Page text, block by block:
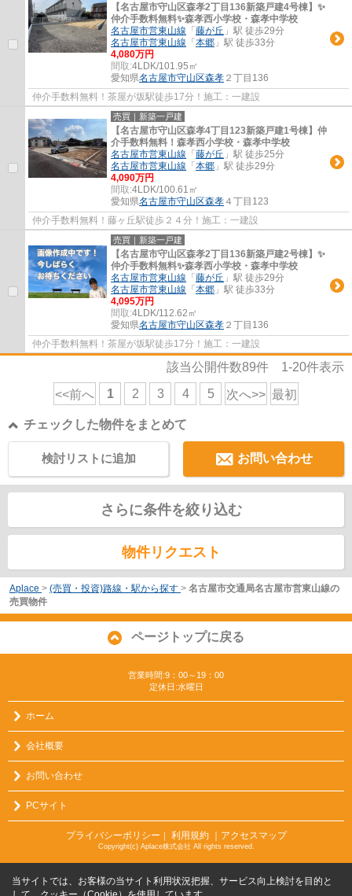
【名古屋市守山区森孝2丁目136新築戸建4号棟】✨️
仲介手数料無料✨️森孝西小学校・森孝中学校
名古屋市営東山線 「 藤が丘 」駅 徒歩29分
名古屋市営東山線 「 本郷 」駅 徒歩33分
4,080万円
間取:4LDK/101.95㎡
愛知県名古屋市守山区森孝 ２丁目136
仲介手数料無料！茶屋が坂駅徒歩17分！施工：一建設
売買｜新築一戸建
【名古屋市守山区森孝4丁目123新築戸建1号棟】仲
介手数料無料！森孝西小学校・森孝中学校
名古屋市営東山線 「 藤が丘 」駅 徒歩25分
名古屋市営東山線 「 本郷 」駅 徒歩29分
4,090万円
間取:4LDK/100.61㎡
愛知県名古屋市守山区森孝 ４丁目123
仲介手数料無料！藤ヶ丘駅徒歩２４分！施工：一建設
売買｜新築一戸建
【名古屋市守山区森孝2丁目136新築戸建2号棟】✨️
仲介手数料無料✨️森孝西小学校・森孝中学校
名古屋市営東山線 「 藤が丘 」駅 徒歩29分
名古屋市営東山線 「 本郷 」駅 徒歩33分
4,095万円
間取:4LDK/112.62㎡
愛知県名古屋市守山区森孝 ２丁目136
仲介手数料無料！茶屋が坂駅徒歩17分！施工：一建設
該当公開件数89件 1-20件表示
<<前へ 1 2 3 4 5 次へ>> 最初
チェックした物件をまとめて
お問い合わせ
検討リストに追加
さらに条件を絞り込む
物件リクエスト
Aplace > (売買・投資)路線・駅から探す > 名古屋市交通局名古屋市営東山線の
売買物件
ページトップに戻る
営業時間:9：00～19：00
定休日:水曜日
ホーム
会社概要
お問い合わせ
PCサイト
プライバシーポリシー ｜ 利用規約 ｜アクセスマップ
Copyright(c) Aplace株式会社 All rights reserved.
当サイトでは、お客様の当サイト利用状況把握、サービス向上検討を目的と